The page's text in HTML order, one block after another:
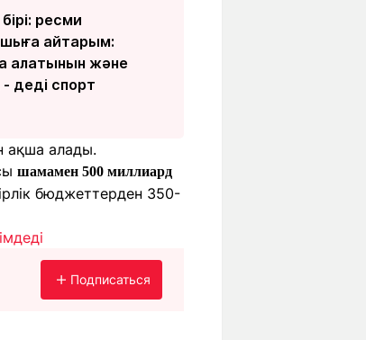
ресми
айтарым:
алатынын және
деді спорт
ақша алады.
шамамен 500 миллиард
бюджеттерден 350-
Подписаться